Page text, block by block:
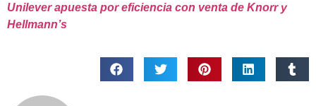
Unilever apuesta por eficiencia con venta de Knorr y
Hellmann’s